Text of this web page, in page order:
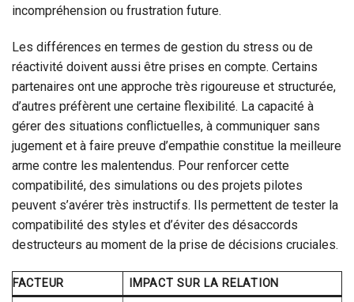
incompréhension ou frustration future.
Les différences en termes de gestion du stress ou de
réactivité doivent aussi être prises en compte. Certains
partenaires ont une approche très rigoureuse et structurée,
d’autres préfèrent une certaine flexibilité. La capacité à
gérer des situations conflictuelles, à communiquer sans
jugement et à faire preuve d’empathie constitue la meilleure
arme contre les malentendus. Pour renforcer cette
compatibilité, des simulations ou des projets pilotes
peuvent s’avérer très instructifs. Ils permettent de tester la
compatibilité des styles et d’éviter des désaccords
destructeurs au moment de la prise de décisions cruciales.
FACTEUR
IMPACT SUR LA RELATION